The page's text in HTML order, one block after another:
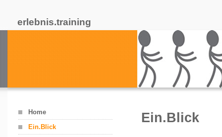
erlebnis.training
Home
Ein.Blick
Ein.Blick